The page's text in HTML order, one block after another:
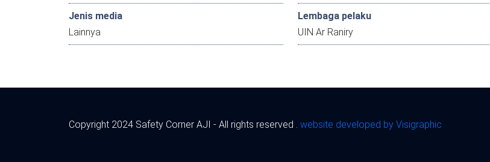
Jenis media
Lainnya
Lembaga pelaku
UIN Ar Raniry
Copyright 2024 Safety Corner AJI - All rights reserved . website developed by Visigraphic